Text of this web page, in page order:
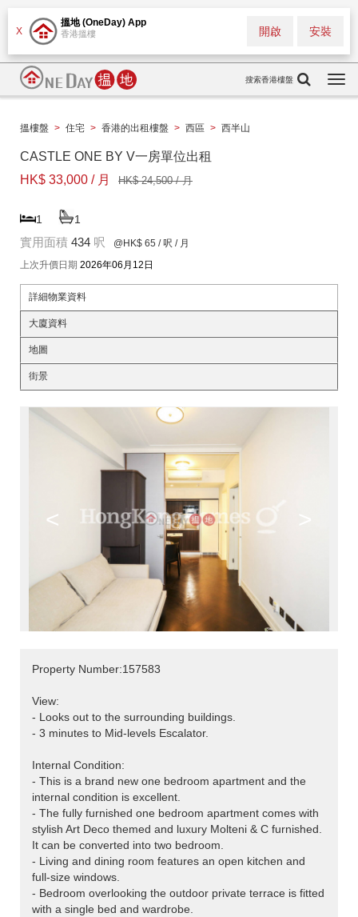
X
搵地 (OneDay) App
香港搵樓 安裝
開啟
搜索香港樓盤
搵樓盤 > 住宅 > 香港的出租樓盤 > 西區 > 西半山
CASTLE ONE BY V一房單位出租
HK$ 33,000 / 月
HK$ 24,500 / 月
1 1
實用面積 434 呎 @HK$ 65 / 呎 / 月
上次升價日期 2026年06月12日
詳細物業資料
大廈資料
地圖
街景
<
Property Number:157583
View:
- Looks out to the surrounding buildings.
- 3 minutes to Mid-levels Escalator.
Internal Condition:
- This is a brand new one bedroom apartment and the
internal condition is excellent.
- The fully furnished one bedroom apartment comes with
stylish Art Deco themed and luxury Molteni & C furnished.
It can be converted into two bedroom.
- Living and dining room features an open kitchen and
full-size windows.
- Bedroom overlooking the outdoor private terrace is fitted
with a single bed and wardrobe.